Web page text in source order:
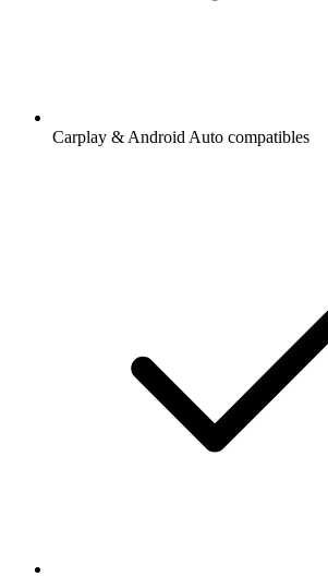
Carplay & Android Auto compatibles